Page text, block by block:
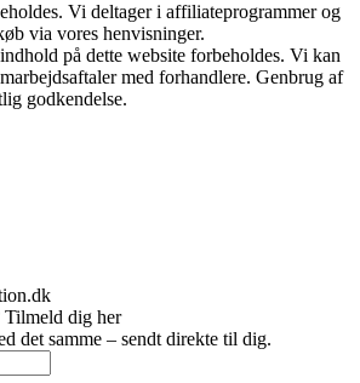
Vi deltager i affiliateprogrammer og
via vores henvisninger.
på dette website forbeholdes. Vi kan
med forhandlere. Genbrug af
godkendelse.
dig her
det samme – sendt direkte til dig.